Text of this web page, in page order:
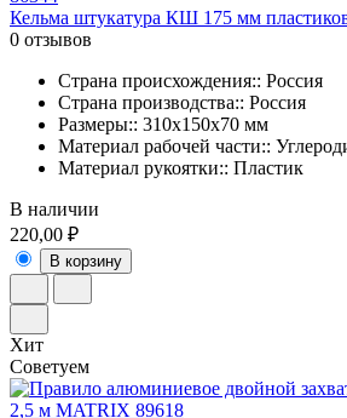
Кельма штукатура КШ 175 мм
0 отзывов
Страна происхождения:: Россия
Страна производства:: Россия
Размеры:: 310х150х70 мм
Материал рабочей части::
Материал рукоятки:: Пластик
В наличии
220,00 ₽
В корзину
Хит
Советуем